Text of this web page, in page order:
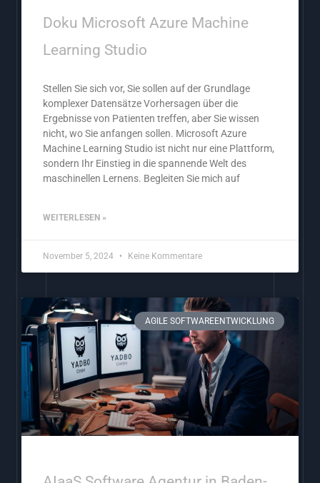
Doku Microsoft Azure Machine
Learning Studio
Stellen Sie sich vor, Sie sollen auf der Grundlage
komplexer Datensätze Vorhersagen über die
Ergebnisse von Patienten treffen, aber Sie wissen
nicht, wo Sie anfangen sollen. Microsoft Azure
Machine Learning Studio ist nicht nur eine Plattform,
sondern Ihr Einstieg in die spannende Welt des
maschinellen Lernens. Begleiten Sie mich auf
WEITERLESEN »
November 5, 2024 Keine Kommentare
AGILE SOFTWAREENTWICKLUNG